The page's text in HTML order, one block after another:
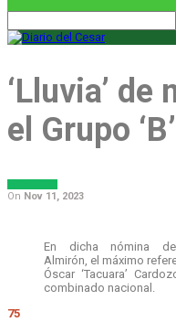
‘Lluvia’ de
el Grupo ‘B’
On Nov 11, 2023
En dicha nómina
Almirón, el máximo
Óscar ‘Tacuara’
combinado nacional.
75